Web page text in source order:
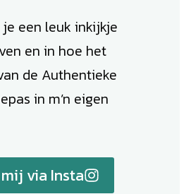
een leuk inkijkje
en in hoe het
de Authentieke
in m’n eigen
via Insta